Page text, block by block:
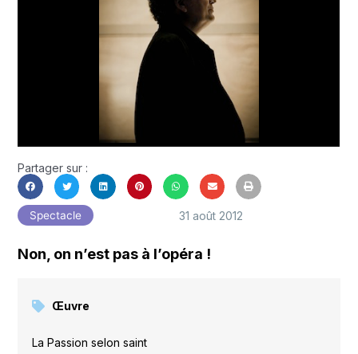
Partager sur :
Spectacle 31 août 2012
Non, on n’est pas à l’opéra !
Œuvre
La Passion selon saint